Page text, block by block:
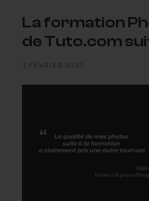
La formation
de Tuto.com
1 FÉVRIER 2021